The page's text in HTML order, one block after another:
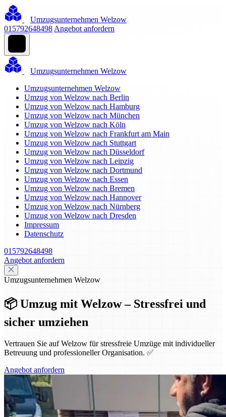
Umzugsunternehmen Welzow
015792648498 Angebot anfordern
Umzugsunternehmen Welzow
Umzugsunternehmen Welzow
Umzug von Welzow nach Berlin
Umzug von Welzow nach Hamburg
Umzug von Welzow nach München
Umzug von Welzow nach Köln
Umzug von Welzow nach Frankfurt am Main
Umzug von Welzow nach Stuttgart
Umzug von Welzow nach Düsseldorf
Umzug von Welzow nach Leipzig
Umzug von Welzow nach Dortmund
Umzug von Welzow nach Essen
Umzug von Welzow nach Bremen
Umzug von Welzow nach Hannover
Umzug von Welzow nach Nürnberg
Umzug von Welzow nach Dresden
Impressum
Datenschutz
015792648498
Angebot anfordern
Umzugsunternehmen Welzow
📦 Umzug mit Welzow – Stressfrei und
sicher umziehen
Vertrauen Sie auf Welzow für stressfreie Umzüge mit individueller
Betreuung und professioneller Organisation. ✅
Angebot anfordern